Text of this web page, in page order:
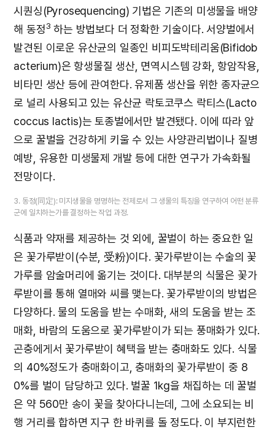
시퀀싱(Pyrosequencing) 기법은 기존의 미생물을 배양
해 동정3 하는 방법보다 더 정확한 기술이다. 서양벌에서
발견된 이로운 유산균의 일종인 비피도박테리움(Bifidob
acterium)은 항생물질 생산, 면역시스템 강화, 항암작용,
비타민 생산 등에 관여한다. 유제품 생산을 위한 종자균으
로 널리 사용되고 있는 유산균 락토코쿠스 락티스(Lacto
coccus lactis)는 토종벌에서만 발견됐다. 이에 따라 앞
으로 꿀벌을 건강하게 키울 수 있는 사양관리법이나 질병
예방, 유용한 미생물제 개발 등에 대한 연구가 가속화될
전망이다.
3. 동정(同定): 미지생물을 명명하는 전제로서 그 생물의 특징을 연구하여 어떤 분류
군에 일치하는가를 결정하는 작업 과정.
식품과 약재를 제공하는 것 외에, 꿀벌이 하는 중요한 일
은 꽃가루받이(수분, 受粉)이다. 꽃가루받이는 수술의 꽃
가루를 암술머리에 옮기는 것이다. 대부분의 식물은 꽃가
루받이를 통해 열매와 씨를 맺는다. 꽃가루받이의 방법은
다양하다. 물의 도움을 받는 수매화, 새의 도움을 받는 조
매화, 바람의 도움으로 꽃가루받이가 되는 풍매화가 있다.
곤충에게서 꽃가루받이 혜택을 받는 충매화도 있다. 식물
의 40%정도가 충매화이고, 충매화의 꽃가루받이 중 8
0%를 벌이 담당하고 있다. 벌꿀 1kg을 채집하는 데 꿀벌
은 약 560만 송이 꽃을 찾아다니는데, 그에 소요되는 비
행 거리를 합하면 지구 한 바퀴를 돌 정도다. 이 부지런한